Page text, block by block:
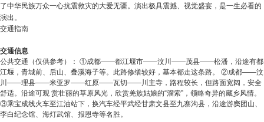
了中华民族万众一心抗震救灾的大爱无疆。演出极具震撼、视觉盛宴，是一生必看的
演出。
交通指南
交通信息
公共交通（仅供参考）： ①成都——都江堰市——汶川——茂县——松潘，沿途有都
江堰，青城前、后山、叠溪海子等。此路修缮较好，基本都走这条路。 ②成都——汶
川——理县——米亚罗——红原——瓦切——川主寺，路程较长，但路面宽阔，安全
舒适。沿途可观 赏壮丽的草原风光，欣赏羌族姑娘的“溜索”，领略奇异的藏乡风情。
③乘宝成线火车至江油站下，换汽车经平武经甘肃文县至九寨沟县，沿途游窦团山、
李白纪念馆、海灯武馆、报恩寺等名胜。